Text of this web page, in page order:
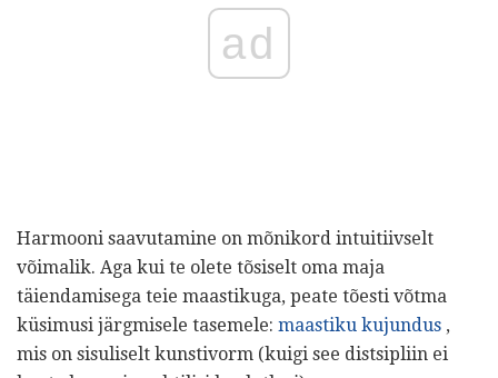
ad
Harmooni saavutamine on mõnikord intuitiivselt
võimalik. Aga kui te olete tõsiselt oma maja
täiendamisega teie maastikuga, peate tõesti võtma
küsimusi järgmisele tasemele: maastiku kujundus ,
mis on sisuliselt kunstivorm (kuigi see distsipliin ei